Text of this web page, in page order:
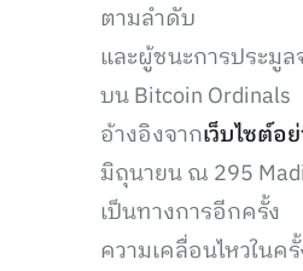
ตามลำดับ
และผู้ชนะการประมูล
บน Bitcoin Ordinals
อ้างอิงจากเว็บไซต์อ
มิถุนายน ณ 295
เป็นทางการอีกครั้ง
ความเคลื่อนไหวในค